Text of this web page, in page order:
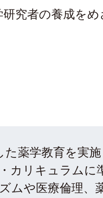
研究者の養成を
た薬学教育を実施
カリキュラムに
ムや医療倫理、